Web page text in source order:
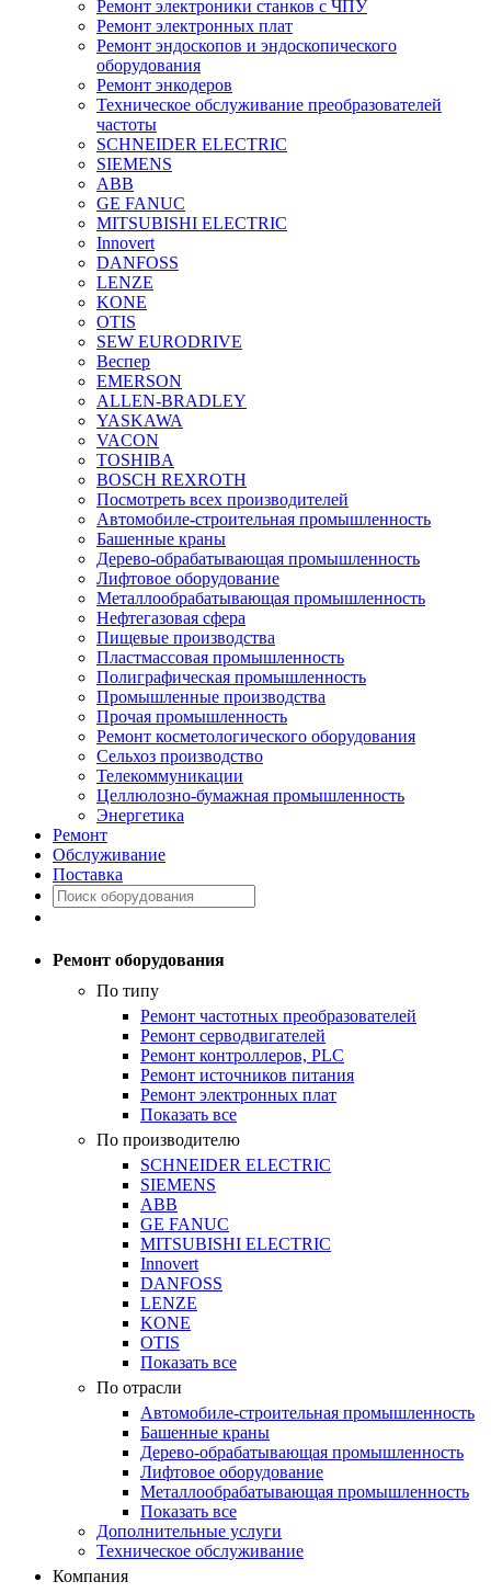
Ремонт электроники станков с ЧПУ
Ремонт электронных плат
Ремонт эндоскопов и эндоскопического
оборудования
Ремонт энкодеров
Техническое обслуживание преобразователей
частоты
SCHNEIDER ELECTRIC
SIEMENS
ABB
GE FANUC
MITSUBISHI ELECTRIC
Innovert
DANFOSS
LENZE
KONE
OTIS
SEW EURODRIVE
Веспер
EMERSON
ALLEN-BRADLEY
YASKAWA
VACON
TOSHIBA
BOSCH REXROTH
Посмотреть всех производителей
Автомобиле-строительная промышленность
Башенные краны
Дерево-обрабатывающая промышленность
Лифтовое оборудование
Металлообрабатывающая промышленность
Нефтегазовая сфера
Пищевые производства
Пластмассовая промышленность
Полиграфическая промышленность
Промышленные производства
Прочая промышленность
Ремонт косметологического оборудования
Сельхоз производство
Телекоммуникации
Целлюлозно-бумажная промышленность
Энергетика
Ремонт
Обслуживание
Поставка
Ремонт оборудования
По типу
Ремонт частотных преобразователей
Ремонт серводвигателей
Ремонт контроллеров, PLC
Ремонт источников питания
Ремонт электронных плат
Показать все
По производителю
SCHNEIDER ELECTRIC
SIEMENS
ABB
GE FANUC
MITSUBISHI ELECTRIC
Innovert
DANFOSS
LENZE
KONE
OTIS
Показать все
По отрасли
Автомобиле-строительная промышленность
Башенные краны
Дерево-обрабатывающая промышленность
Лифтовое оборудование
Металлообрабатывающая промышленность
Показать все
Дополнительные услуги
Техническое обслуживание
Компания